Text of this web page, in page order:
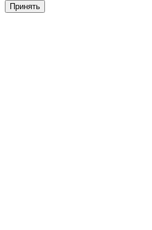
Принять